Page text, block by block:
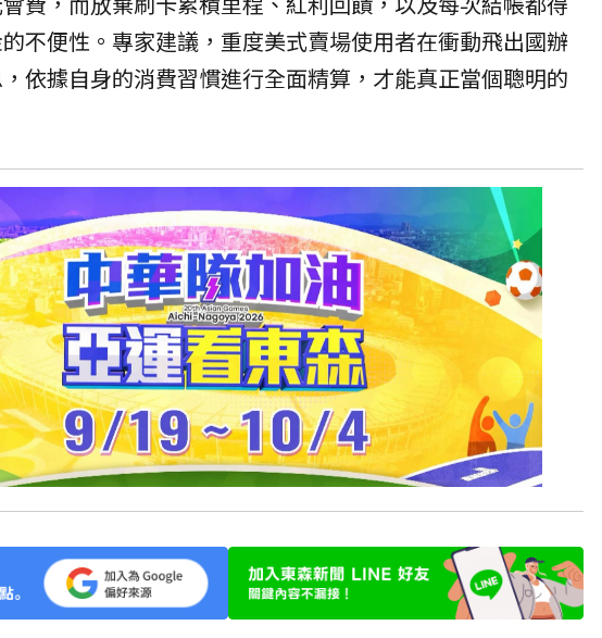
不便性。專家建議，重度美式賣場使用者在衝動飛出國辦
依據自身的消費習慣進行全面精算，才能真正當個聰明的